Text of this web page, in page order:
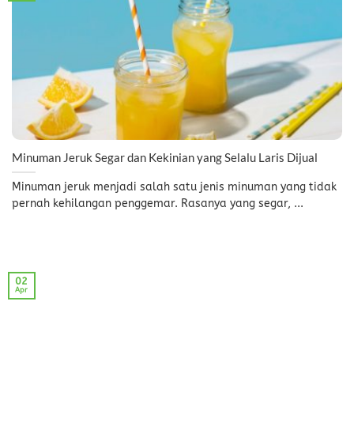
Minuman Jeruk Segar dan Kekinian yang Selalu Laris Dijual
Minuman jeruk menjadi salah satu jenis minuman yang tidak
pernah kehilangan penggemar. Rasanya yang segar, ...
02
Apr